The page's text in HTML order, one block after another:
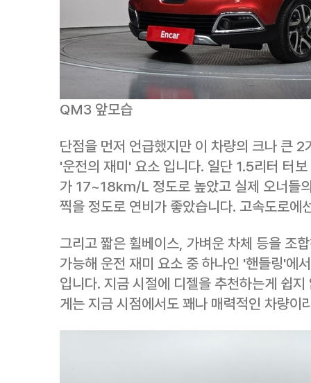
QM3 앞모습
단점을 먼저 언급했지만 이 차량의 크나 큰
'운전의 재미' 요소 입니다. 일단 1.5리터 터
가 17~18km/L 정도로 높았고 실제 오너들
찍을 정도로 연비가 좋았습니다. 고속도로
그리고 짧은 휠베이스, 가벼운 차체 등을 조
가능해 운전 재미 요소 중 하나인 '핸들링'에
입니다. 지금 시절에 디젤을 추천하는게 쉽
게는 지금 시점에서도 꽤나 매력적인 차량이